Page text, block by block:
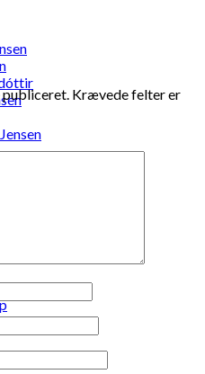
publiceret. Krævede felter er